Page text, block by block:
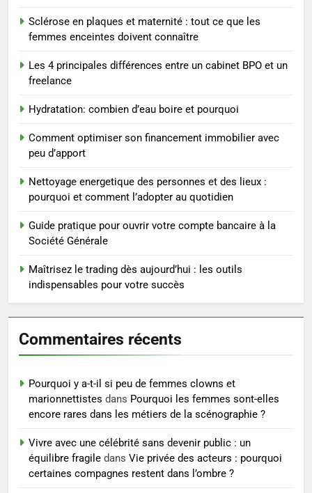
entreprise solide
ENTREPRISE
3
substituts de repas : guide et
conseils pratiques
BIEN ÊTRE
Postures de yoga essentielles
rapidement et durable
BIEN ÊTRE
5
Infection chronique de l’oreille :
tout ce qu’il faut savoir sur les
saignements
SANTÉ
6
peau éclatante grâce à The
Ordinary
SANTÉ
7
Prévenir les chutes chez les
Sclérose en plaques et maternité : tout ce que les
femmes enceintes doivent connaître
Les 4 principales différences entre un cabinet BPO et un
freelance
Hydratation: combien d’eau boire et pourquoi
Comment optimiser son financement immobilier avec
peu d’apport
Nettoyage energetique des personnes et des lieux :
pourquoi et comment l’adopter au quotidien
Guide pratique pour ouvrir votre compte bancaire à la
Société Générale
Maîtrisez le trading dès aujourd’hui : les outils
indispensables pour votre succès
Commentaires récents
Pourquoi y a-t-il si peu de femmes clowns et
marionnettistes dans Pourquoi les femmes sont-elles
encore rares dans les métiers de la scénographie ?
Vivre avec une célébrité sans devenir public : un
équilibre fragile dans Vie privée des acteurs : pourquoi
certaines compagnes restent dans l’ombre ?